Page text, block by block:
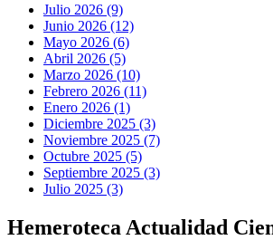
Julio 2026 (9)
Junio 2026 (12)
Mayo 2026 (6)
Abril 2026 (5)
Marzo 2026 (10)
Febrero 2026 (11)
Enero 2026 (1)
Diciembre 2025 (3)
Noviembre 2025 (7)
Octubre 2025 (5)
Septiembre 2025 (3)
Julio 2025 (3)
Hemeroteca Actualidad